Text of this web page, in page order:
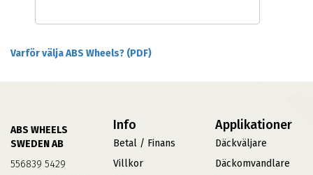
Varför välja ABS Wheels? (PDF)
ABS WHEELS
SWEDEN AB
556839 5429
Info
Betal / Finans
Villkor
Applikationer
Däckväljare
Däckomvandlare